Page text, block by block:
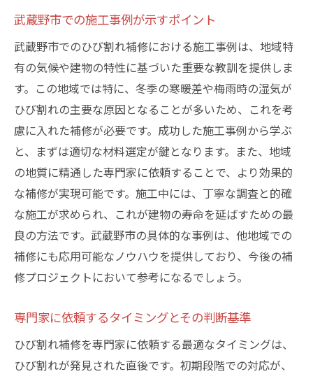
武蔵野市での施工事例が示すポイント
武蔵野市でのひび割れ補修における施工事例は、地域特
有の気候や建物の特性に基づいた重要な教訓を提供しま
す。この地域では特に、冬季の寒暖差や梅雨時の湿気が
ひび割れの主要な原因となることが多いため、これを考
慮に入れた補修が必要です。成功した施工事例から学ぶ
と、まずは適切な材料選定が鍵となります。また、地域
の地質に精通した専門家に依頼することで、より効果的
な補修が実現可能です。施工中には、丁寧な調査と的確
な施工が求められ、これが建物の寿命を延ばすための最
良の方法です。武蔵野市の具体的な事例は、他地域での
補修にも応用可能なノウハウを提供しており、今後の補
修プロジェクトにおいて参考になるでしょう。
専門家に依頼するタイミングとその判断基準
ひび割れ補修を専門家に依頼する最適なタイミングは、
ひび割れが発見された直後です。初期段階での対応が、